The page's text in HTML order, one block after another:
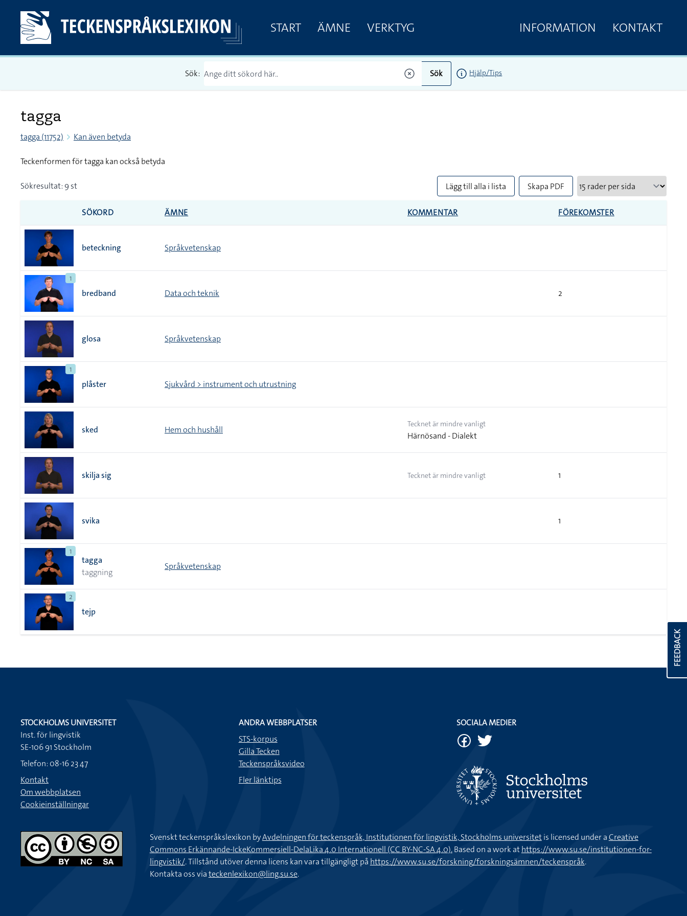
START ÄMNE VERKTYG INFORMATION KONTAKT
Sök: Sök Hjälp/Tips
tagga
tagga (11752) Kan även betyda
Teckenformen för tagga kan också betyda
Sökresultat: 9 st Lägg till alla i lista Skapa PDF
SÖKORD ÄMNE KOMMENTAR FÖREKOMSTER
beteckning Språkvetenskap
1
bredband Data och teknik 2
glosa Språkvetenskap
1
plåster Sjukvård > instrument och utrustning
sked Hem och hushåll
Tecknet är mindre vanligt
Härnösand - Dialekt
skilja sig Tecknet är mindre vanligt 1
svika 1
1
tagga
taggning
Språkvetenskap
2
tejp
FEEDBACK
STOCKHOLMS UNIVERSITET
Inst. för lingvistik
SE-106 91 Stockholm
Telefon: 08-16 23 47
Kontakt
Om webbplatsen
Cookieinställningar
ANDRA WEBBPLATSER
STS-korpus
Gilla Tecken
Teckenspråksvideo
Fler länktips
SOCIALA MEDIER
Svenskt teckenspråkslexikon byAvdelningen för teckenspråk, Institutionen för lingvistik, Stockholms universitetis licensed under aCreative
Commons Erkännande-IckeKommersiell-DelaLika 4.0 Internationell (CC BY-NC-SA 4.0).Based on a work athttps://www.su.se/institutionen-for-
lingvistik/. Tillstånd utöver denna licens kan vara tillgängligt på https://www.su.se/forskning/forskningsämnen/teckenspråk.
Kontakta oss viateckenlexikon@ling.su.se.